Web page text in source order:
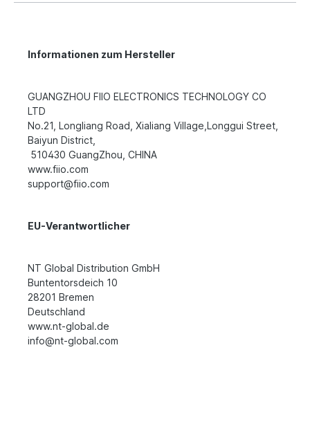
Informationen zum Hersteller
GUANGZHOU FIIO ELECTRONICS TECHNOLOGY CO
LTD
No.21, Longliang Road, Xialiang Village,Longgui Street,
Baiyun District,
510430 GuangZhou, CHINA
www.fiio.com
support@fiio.com
EU-Verantwortlicher
NT Global Distribution GmbH
Buntentorsdeich 10
28201 Bremen
Deutschland
www.nt-global.de
info@nt-global.com